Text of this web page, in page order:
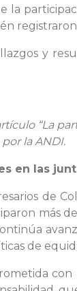
la
y
“La
la ANDI.
en las
de
más
de